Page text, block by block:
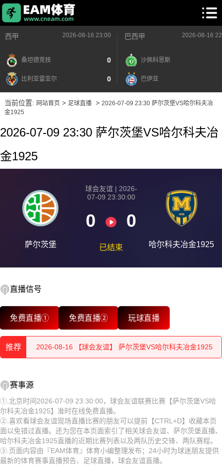
西甲 2026-08-16 23:00
桑坦德竞技 0
比利亚雷亚尔 0
巴西甲 2026-08-16
沙佩科恩斯
巴伊亚
当前位置: 网站首页> 足球直播> 2026-07-09 23:30 萨尔茨堡VS哈尔科夫冶
金1925
2026-07-09 23:30 萨尔茨堡VS哈尔科夫冶
金1925
萨尔茨堡
球会友谊 | 2026-
07-09 23:30:00
0 0
已结束 哈尔科夫冶金1925
直播信号
免费直播① 免费直播② 玩球直播
推荐
2026-08-16 【球会友谊】 萨尔茨堡VS哈尔科夫冶金1925
2026-08-16 【球会友谊】 萨尔茨堡VS哈尔科夫冶金1925
2026-08-16 【球会友谊】 萨尔茨堡VS哈尔科夫冶金1925
2026-08-16 【球会友谊】 萨尔茨堡VS哈尔科夫冶金1925
2026-08-16 【球会友谊】 萨尔茨堡VS哈尔科夫冶金1925
2026-08-16 【球会友谊】 萨尔茨堡VS哈尔科夫冶金1925
2026-08-16 【球会友谊】 萨尔茨堡VS哈尔科夫冶金1925
2026-08-16 【球会友谊】 萨尔茨堡VS哈尔科夫冶金1925
2026-08-16 【球会友谊】 萨尔茨堡VS哈尔科夫冶金1925
赛事源
①.北京时间2026-07-09 23:30:00，球会友谊联赛比赛【萨尔茨堡VS哈
尔科夫冶金1925】准时在线免费直播。
②.喜欢看球会友谊现场直播比赛的朋友可以提前【CTRL+D】收藏本页
面以免错过直播。还为您在本页面索引了相关球会友谊、萨尔茨堡直播、
哈尔科夫冶金1925直播的近期比赛列表以及两队历史交锋、两队赛程。
③.页面内容由『EAM体育』体育小编整理发布；24小时为球迷朋友提供
最新的体育赛事直播预告、足球直播，球会友谊直播。